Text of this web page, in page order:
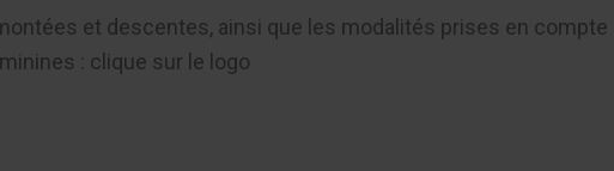
et descentes, ainsi que les modalités prises en compte
: clique sur le logo